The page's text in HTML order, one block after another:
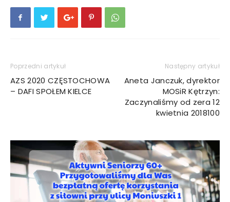
Poprzedni artykuł
AZS 2020 CZĘSTOCHOWA
– DAFI SPOŁEM KIELCE
Następny artykuł
Aneta Janczuk, dyrektor
MOSiR Kętrzyn:
Zaczynaliśmy od zera 12
kwietnia 2018100